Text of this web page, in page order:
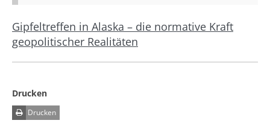
Gipfeltreffen in Alaska – die normative Kraft
geopolitischer Realitäten
Drucken
Drucken